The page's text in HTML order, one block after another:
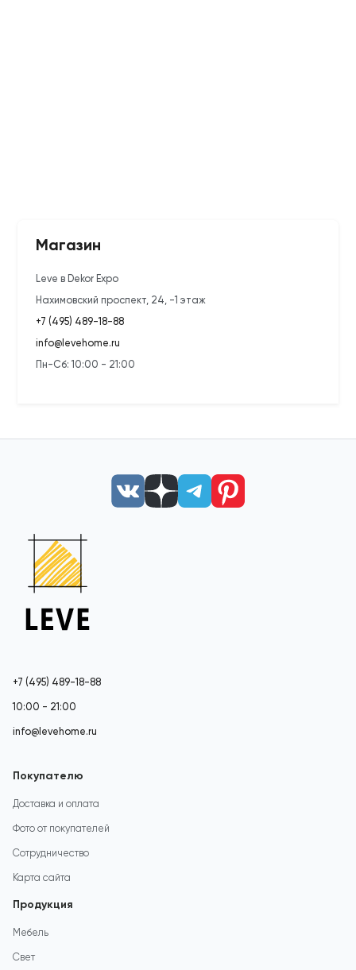
Магазин
Leve в Dekor Expo
Нахимовский проспект, 24, -1 этаж
+7 (495) 489-18-88
info@levehome.ru
Пн-Сб: 10:00 - 21:00
+7 (495) 489-18-88
10:00 - 21:00
info@levehome.ru
Покупателю
Доставка и оплата
Фото от покупателей
Сотрудничество
Карта сайта
Продукция
Мебель
Свет